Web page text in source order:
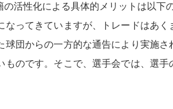
活性化による具体的メリットは以下
ってきていますが、トレードはあく
球団からの一方的な通告により実施さ
ものです。そこで、選手会では、選